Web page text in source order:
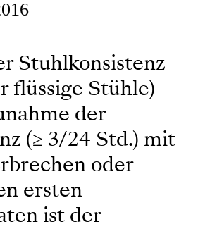
Stuhlkonsistenz
flüssige Stühle)
der
(≥ 3/24 Std.) mit
oder
ersten
ist der